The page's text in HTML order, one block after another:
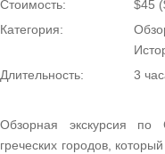
Стоимость:
$45
Категория:
Длительность:
3
Обзорная экскурсия по
греческих городов,